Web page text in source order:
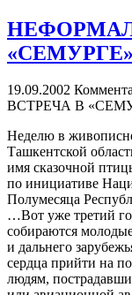
«СЕМУРГЕ»
19.09.2002
ВСТРЕЧА В
Неделю в
Ташкентской
имя сказочной
по инициативе
Полумесяца
…Вот уже третий
собираются
и дальнего
сердца прийти на
людям,